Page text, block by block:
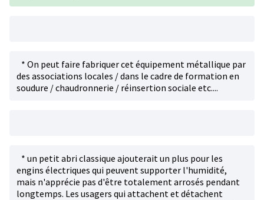
* On peut faire fabriquer cet équipement métallique par
des associations locales / dans le cadre de formation en
soudure / chaudronnerie / réinsertion sociale etc....
* un petit abri classique ajouterait un plus pour les
engins électriques qui peuvent supporter l'humidité,
mais n'apprécie pas d'être totalement arrosés pendant
longtemps. Les usagers qui attachent et détachent